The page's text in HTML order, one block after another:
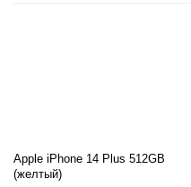
Apple iPhone 14 Plus 512GB
(желтый)